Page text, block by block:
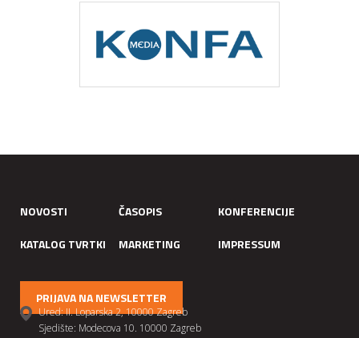
NOVOSTI ČASOPIS
KONFERENCIJE
KATALOG TVRTKI
MARKETING IMPRESSUM
PRIJAVA NA NEWSLETTER
Ured: II. Loparska 2, 10000 Zagreb
Sjedište: Modecova 10. 10000 Zagreb